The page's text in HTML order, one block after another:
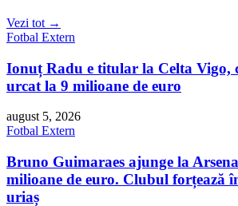
Vezi tot →
Fotbal Extern
Ionuț Radu e titular la Celta Vigo,
urcat la 9 milioane de euro
august 5, 2026
Fotbal Extern
Bruno Guimaraes ajunge la
milioane de euro. Clubul forțează
uriaș